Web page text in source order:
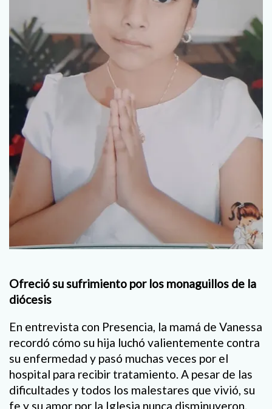
Ofreció su sufrimiento por los monaguillos de la
diócesis
En entrevista con Presencia, la mamá de Vanessa
recordó cómo su hija luchó valientemente contra
su enfermedad y pasó muchas veces por el
hospital para recibir tratamiento. A pesar de las
dificultades y todos los malestares que vivió, su
fe y su amor por la Iglesia nunca disminuyeron.